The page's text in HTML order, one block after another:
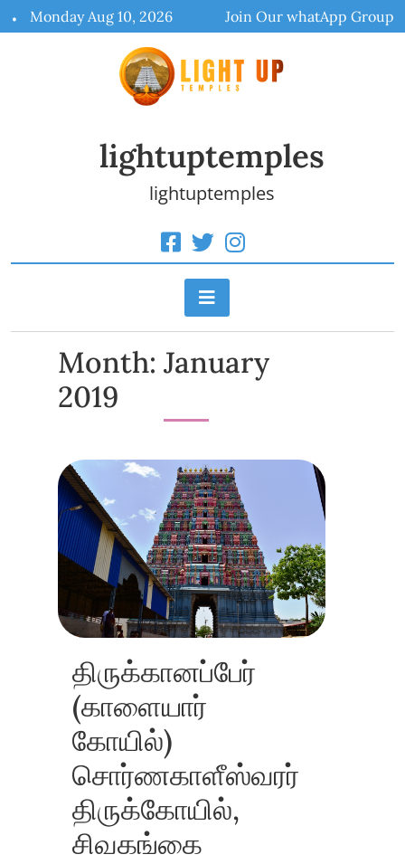
to
Monday Aug 10, 2026 Join Our whatApp Group
lightuptemples
lightuptemples
Month: January
2019
திருக்கானப்பேர்
(காளையார்
கோயில்)
சொர்ணகாளீஸ்வரர்
திருக்கோயில்,
சிவகங்கை